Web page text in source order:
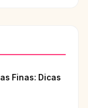
Finas: Dicas